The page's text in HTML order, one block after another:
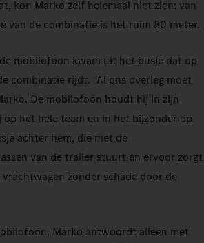
kon Marko zelf helemaal niet zien: van
van de combinatie is het ruim 80 meter.
mobilofoon kwam uit het busje dat op
combinatie rijdt. "Al ons overleg moet
De mobilofoon houdt hij in zijn
het hele team en in het bijzonder op
achter hem, die met de
van de trailer stuurt en ervoor zorgt
zonder schade door de
Marko antwoordt alleen met